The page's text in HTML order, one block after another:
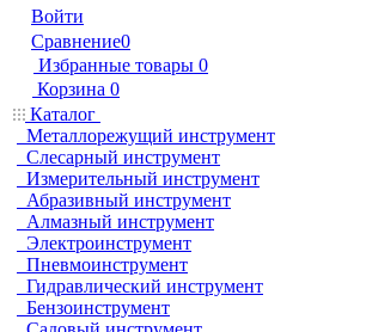
Войти
Сравнение0
Избранные товары 0
Корзина 0
Каталог
Металлорежущий инструмент
Слесарный инструмент
Измерительный инструмент
Абразивный инструмент
Алмазный инструмент
Электроинструмент
Пневмоинструмент
Гидравлический инструмент
Бензоинструмент